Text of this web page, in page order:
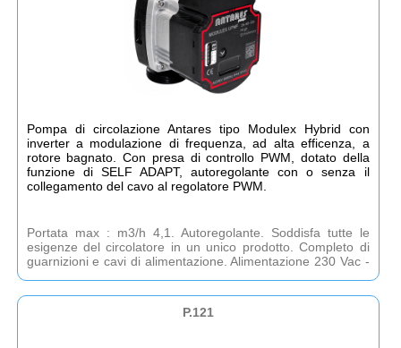
Pompa di circolazione Antares tipo Modulex Hybrid con
inverter a modulazione di frequenza, ad alta efficenza, a
rotore bagnato. Con presa di controllo PWM, dotato della
funzione di SELF ADAPT, autoregolante con o senza il
collegamento del cavo al regolatore PWM.
Portata max : m3/h 4,1. Autoregolante. Soddisfa tutte le
esigenze del circolatore in un unico prodotto. Completo di
guarnizioni e cavi di alimentazione. Alimentazione 230 Vac -
P.121